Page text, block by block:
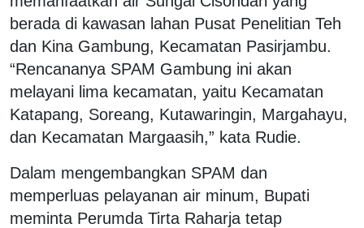
berada di kawasan lahan Pusat Penelitian Teh
dan Kina Gambung, Kecamatan Pasirjambu.
“Rencananya SPAM Gambung ini akan
melayani lima kecamatan, yaitu Kecamatan
Katapang, Soreang, Kutawaringin, Margahayu,
dan Kecamatan Margaasih,” kata Rudie.
Dalam mengembangkan SPAM dan
memperluas pelayanan air minum, Bupati
meminta Perumda Tirta Raharja tetap